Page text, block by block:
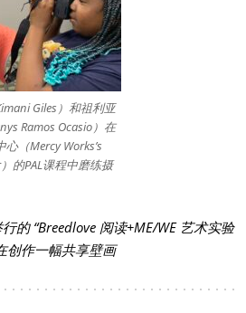
Giles）和祖利亚
Ramos Ocasio）在
（Mercy Works’s
的PAL课程中磨练摄
的 “Breedlove 阅读+ME/WE 艺术实验
创作一幅共享壁画